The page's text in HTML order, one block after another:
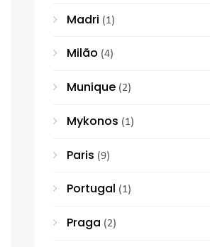
Madri (1)
Milão (4)
Munique (2)
Mykonos (1)
Paris (9)
Portugal (1)
Praga (2)